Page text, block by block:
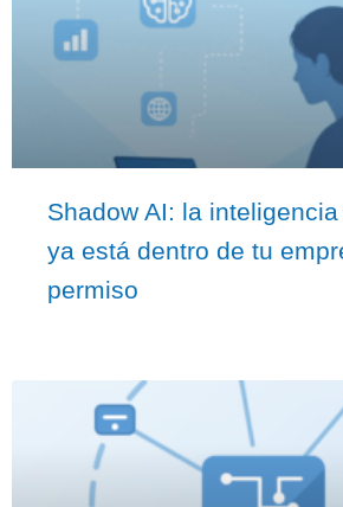
Shadow AI: la
ya está dentro de tu
permiso